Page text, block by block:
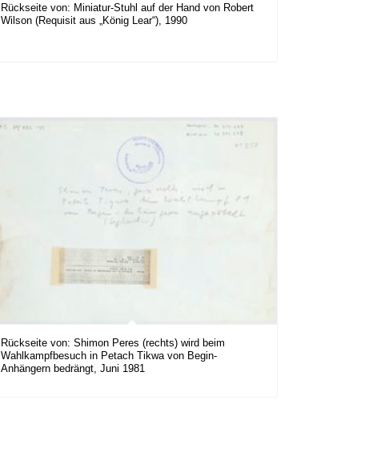
Rückseite von: Miniatur-Stuhl auf der Hand von Robert
Wilson (Requisit aus „König Lear“), 1990
Rückseite von: Shimon Peres (rechts) wird beim
Wahlkampfbesuch in Petach Tikwa von Begin-
Anhängern bedrängt, Juni 1981